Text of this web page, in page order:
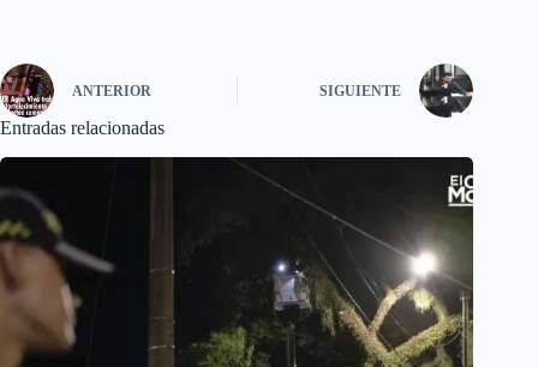
ANTERIOR SIGUIENTE
Entradas relacionadas